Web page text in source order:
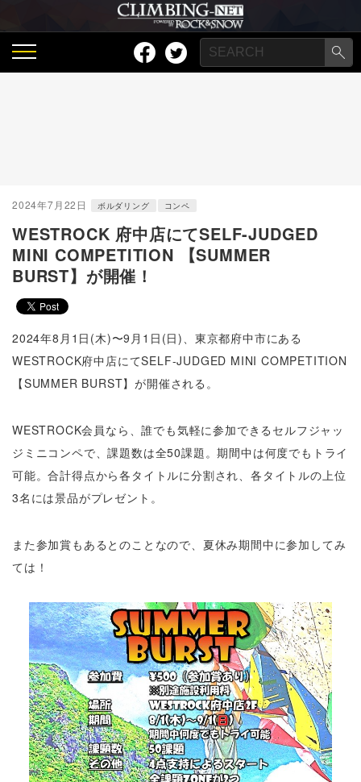
2024年7月22日 ボルダリング コンペ
WESTROCK 府中店にてSELF-JUDGED
MINI COMPETITION 【SUMMER
BURST】が開催！
2024年8月1日(木)〜9月1日(日)、東京都府中市にある
WESTROCK府中店にてSELF-JUDGED MINI COMPETITION
【SUMMER BURST】が開催される。
WESTROCK会員なら、誰でも気軽に参加できるセルフジャッ
ジミニコンペで、課題数は全50課題。期間中は何度でもトライ
可能。合計得点から各タイトルに分割され、各タイトルの上位
3名には景品がプレゼント。
また参加賞もあるとのことなので、夏休み期間中に参加してみ
ては！